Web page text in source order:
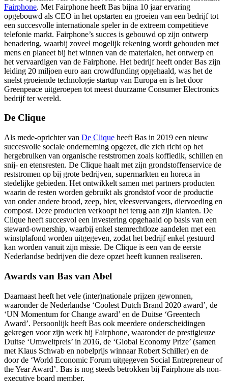
Fairphone. Met Fairphone heeft Bas bijna 10 jaar ervaring
opgebouwd als CEO in het opstarten en groeien van een bedrijf tot
een succesvolle internationale speler in de extreem competitieve
telefonie markt. Fairphone’s succes is gebouwd op zijn ontwerp
benadering, waarbij zoveel mogelijk rekening wordt gehouden met
mens en planeet bij het winnen van de materialen, het ontwerp en
het vervaardigen van de Fairphone. Het bedrijf heeft onder Bas zijn
leiding 20 miljoen euro aan crowdfunding opgehaald, was het de
snelst groeiende technologie startup van Europa en is het door
Greenpeace uitgeroepen tot meest duurzame Consumer Electronics
bedrijf ter wereld.
De Clique
Als mede-oprichter van De Clique heeft Bas in 2019 een nieuw
succesvolle sociale onderneming opgezet, die zich richt op het
hergebruiken van organische reststromen zoals koffiedik, schillen en
snij- en etensresten. De Clique haalt met zijn grondstoffenservice de
reststromen op bij grote bedrijven, supermarkten en horeca in
stedelijke gebieden. Het ontwikkelt samen met partners producten
waarin de resten worden gebruikt als grondstof voor de productie
van onder andere brood, zeep, bier, vleesvervangers, diervoeding en
compost. Deze producten verkoopt het terug aan zijn klanten. De
Clique heeft succesvol een investering opgehaald op basis van een
steward-ownership, waarbij enkel stemrechtloze aandelen met een
winstplafond worden uitgegeven, zodat het bedrijf enkel gestuurd
kan worden vanuit zijn missie. De Clique is een van de eerste
Nederlandse bedrijven die deze opzet heeft kunnen realiseren.
Awards van Bas van Abel
Daarnaast heeft het vele (inter)nationale prijzen gewonnen,
waaronder de Nederlandse ‘Coolest Dutch Brand 2020 award’, de
‘UN Momentum for Change award’ en de Duitse ‘Greentech
Award’. Persoonlijk heeft Bas ook meerdere onderscheidingen
gekregen voor zijn werk bij Fairphone, waaronder de prestigieuze
Duitse ‘Umweltpreis’ in 2016, de ‘Global Economy Prize’ (samen
met Klaus Schwab en nobelprijs winnaar Robert Schiller) en de
door de ‘World Economic Forum uitgegeven Social Entrepreneur of
the Year Award’. Bas is nog steeds betrokken bij Fairphone als non-
executive board member.